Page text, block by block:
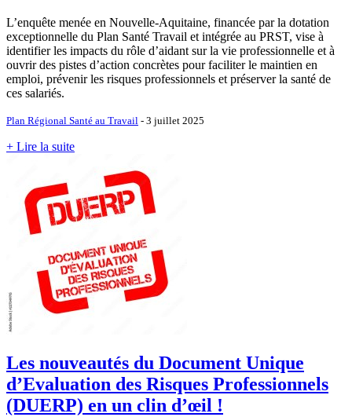
L’enquête menée en Nouvelle-Aquitaine, financée par la dotation
exceptionnelle du Plan Santé Travail et intégrée au PRST, vise à
identifier les impacts du rôle d’aidant sur la vie professionnelle et à
ouvrir des pistes d’action concrètes pour faciliter le maintien en
emploi, prévenir les risques professionnels et préserver la santé de
ces salariés.
Plan Régional Santé au Travail - 3 juillet 2025
+ Lire la suite
Les nouveautés du Document Unique
d’Evaluation des Risques Professionnels
(DUERP) en un clin d’œil !